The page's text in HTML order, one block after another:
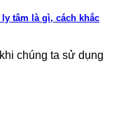
tâm là gì, cách khắc
chúng ta sử dụng